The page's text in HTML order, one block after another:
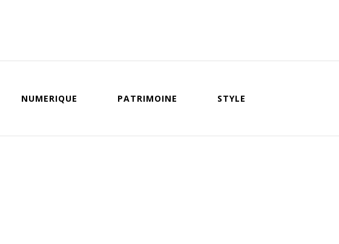
NUMERIQUE PATRIMOINE STYLE